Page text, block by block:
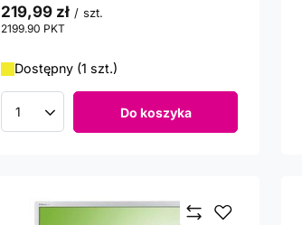
219,99 zł / szt.
2199.90 PKT
Dostępny (1 szt.)
Ilość produktów Do koszyka